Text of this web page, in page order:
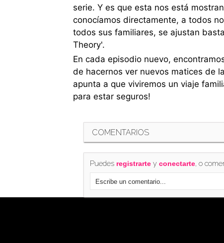
serie. Y es que esta nos está
conocíamos directamente, a todos
todos sus familiares, se ajustan
Theory'.
En cada episodio nuevo,
de hacernos ver nuevos matices de
apunta a que viviremos un viaje
para estar seguros!
COMENTARIOS
Puedes registrartey conectarte, o